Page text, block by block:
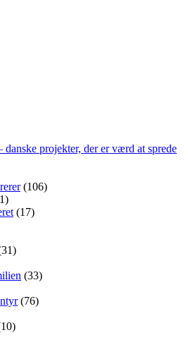
danske projekter, der er værd at sprede
(106)
(17)
(33)
(76)